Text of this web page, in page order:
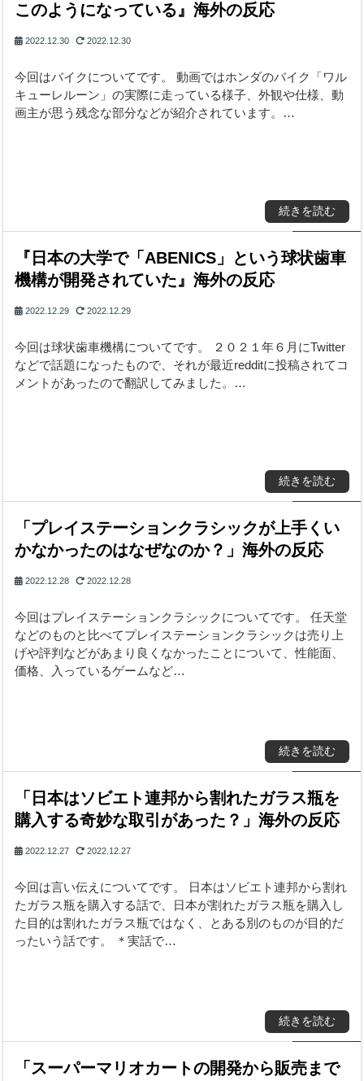
このようになっている』海外の反応
2022.12.30 2022.12.30
今回はバイクについてです。 動画ではホンダのバイク「ワル
キューレルーン」の実際に走っている様子、外観や仕様、動
画主が思う残念な部分などが紹介されています。…
続きを読む
『日本の大学で「ABENICS」という球状歯車
機構が開発されていた』海外の反応
2022.12.29 2022.12.29
今回は球状歯車機構についてです。 ２０２１年６月にTwitter
などで話題になったもので、それが最近redditに投稿されてコ
メントがあったので翻訳してみました。…
続きを読む
「プレイステーションクラシックが上手くい
かなかったのはなぜなのか？」海外の反応
2022.12.28 2022.12.28
今回はプレイステーションクラシックについてです。 任天堂
などのものと比べてプレイステーションクラシックは売り上
げや評判などがあまり良くなかったことについて、性能面、
価格、入っているゲームなど…
続きを読む
「日本はソビエト連邦から割れたガラス瓶を
購入する奇妙な取引があった？」海外の反応
2022.12.27 2022.12.27
今回は言い伝えについてです。 日本はソビエト連邦から割れ
たガラス瓶を購入する話で、日本が割れたガラス瓶を購入し
た目的は割れたガラス瓶ではなく、とある別のものが目的だ
ったいう話です。 ＊実話で…
続きを読む
「スーパーマリオカートの開発から販売まで